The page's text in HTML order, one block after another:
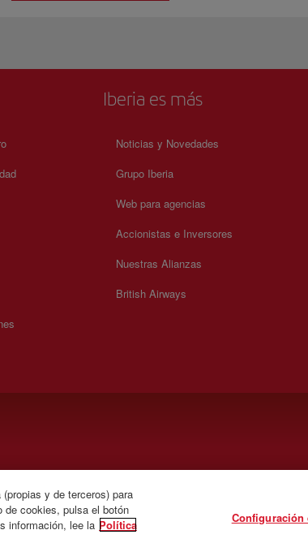
Iberia es más
Noticias y Novedades
Grupo Iberia
Web para agencias
Accionistas e Inversores
Nuestras Alianzas
British Airways
y de terceros) para
de cookies, pulsa el botón
información, lee la Política
Configuración